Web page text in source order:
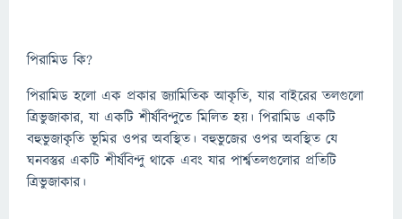
পিরামিড কি?
পিরামিড হলো এক প্রকার জ্যামিতিক আকৃতি, যার বাইরের তলগুলো
ত্রিভুজাকার, যা একটি শীর্ষবিন্দুতে মিলিত হয়। পিরামিড একটি
বহুভুজাকৃতি ভূমির ওপর অবস্থিত। বহুভুজের ওপর অবস্থিত যে
ঘনবস্তুর একটি শীর্ষবিন্দু থাকে এবং যার পার্শ্বতলগুলোর প্রতিটি
ত্রিভুজাকার।